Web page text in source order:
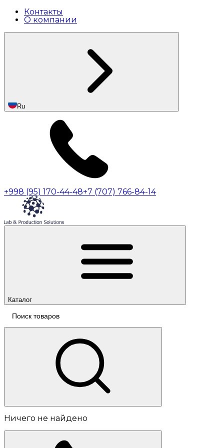
Контакты
О компании
Ru
+998 (95) 170-44-48+7 (707) 766-84-14
Каталог
Ничего не найдено